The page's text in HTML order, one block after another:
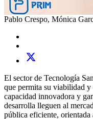
Pablo Crespo, Mónica
El sector de Tecnología
que permita su viabilidad
capacidad innovadora y
desarrolla lleguen al
pública eficiente,